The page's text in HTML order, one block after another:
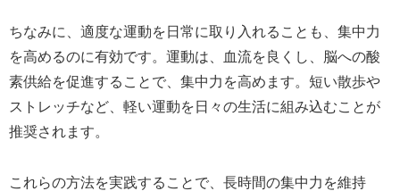
ちなみに、適度な運動を日常に取り入れることも、集中力
を高めるのに有効です。運動は、血流を良くし、脳への酸
素供給を促進することで、集中力を高めます。短い散歩や
ストレッチなど、軽い運動を日々の生活に組み込むことが
推奨されます。
これらの方法を実践することで、長時間の集中力を維持